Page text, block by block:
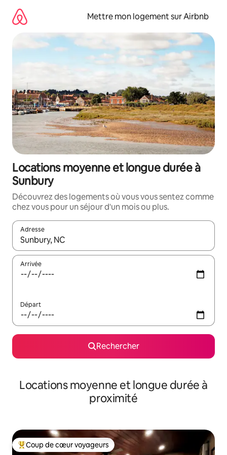
directement
Mettre mon logement sur Airbnb
Locations moyenne et longue durée à
Sunbury
Découvrez des logements où vous vous sentez comme
chez vous pour un séjour d'un mois ou plus.
Adresse
Lorsque les résultats s'affichent, utilisez les flèches vers le
Arrivée
Départ
Rechercher
Locations moyenne et longue durée à
proximité
Coups de cœur voyageurs les plus appréciés
Coup de cœur voyageurs